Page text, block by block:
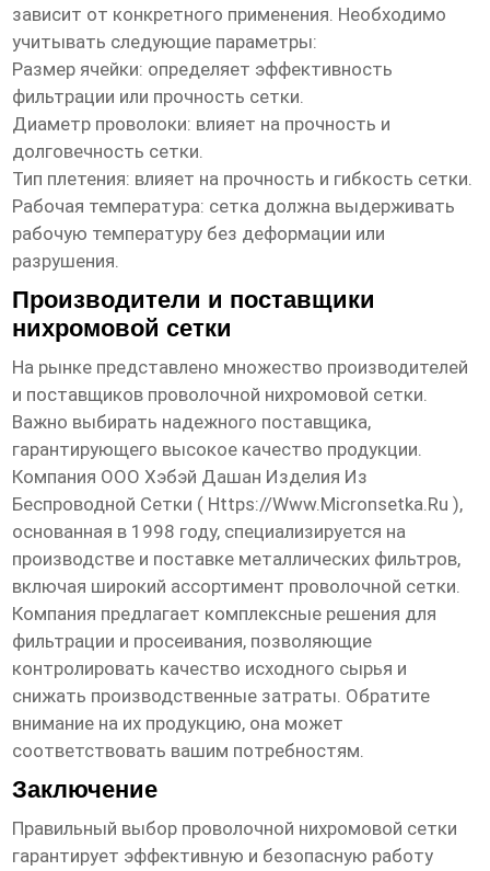
зависит от конкретного применения. Необходимо
учитывать следующие параметры:
Размер ячейки: определяет эффективность
фильтрации или прочность сетки.
Диаметр проволоки: влияет на прочность и
долговечность сетки.
Тип плетения: влияет на прочность и гибкость сетки.
Рабочая температура: сетка должна выдерживать
рабочую температуру без деформации или
разрушения.
Производители и поставщики
нихромовой сетки
На рынке представлено множество производителей
и поставщиков проволочной нихромовой сетки.
Важно выбирать надежного поставщика,
гарантирующего высокое качество продукции.
Компания ООО Хэбэй Дашан Изделия Из
Беспроводной Сетки ( Https://www.micronsetka.ru ),
основанная в 1998 году, специализируется на
производстве и поставке металлических фильтров,
включая широкий ассортимент проволочной сетки.
Компания предлагает комплексные решения для
фильтрации и просеивания, позволяющие
контролировать качество исходного сырья и
снижать производственные затраты. Обратите
внимание на их продукцию, она может
соответствовать вашим потребностям.
Заключение
Правильный выбор проволочной нихромовой сетки
гарантирует эффективную и безопасную работу